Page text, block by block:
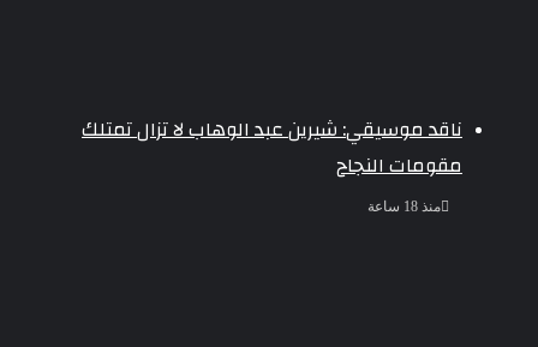
ناقد موسيقي: شيرين عبد الوهاب لا تزال تمتلك
مقومات النجاح
منذ 18 ساعة